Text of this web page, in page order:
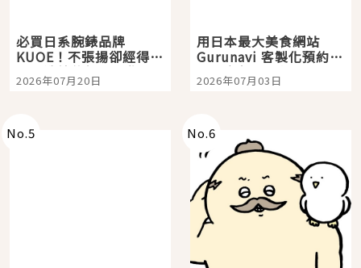
必買日系腕錶品牌
KUOE！不張揚卻經得起
時間洗鍊的經典之作五
選
2026年07月20日
用日本最大美食網站
Gurunavi 客製化預約九
大都市餐廳，打造專屬
美食體驗！
2026年07月03日
No.5 No.6